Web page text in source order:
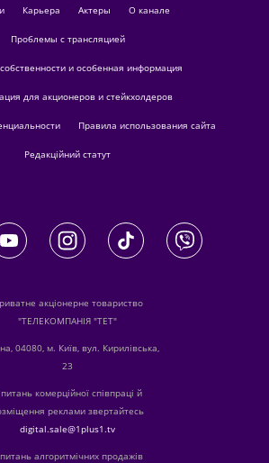
Карьера актеры О канале
Проблемы с трансляцией
собственности и особенная информация
для акционеров и стейкхолдеров
Правила использования сайта
Редакційний статут
акціонерне товариство
"ТЕЛЕКОМПАНІЯ "ТЕТ"
04080, м. Київ, вул. Кирилівська,
23
комерційної співпраці й
реклами звертайтесь
digital.sale@1plus1.tv
алгоритмічних продажів